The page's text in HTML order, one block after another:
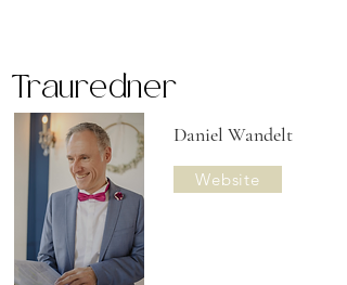
Trauredner
Daniel Wandelt
Website